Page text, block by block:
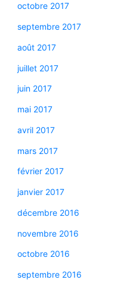
octobre 2017
septembre 2017
août 2017
juillet 2017
juin 2017
mai 2017
avril 2017
mars 2017
février 2017
janvier 2017
décembre 2016
novembre 2016
octobre 2016
septembre 2016